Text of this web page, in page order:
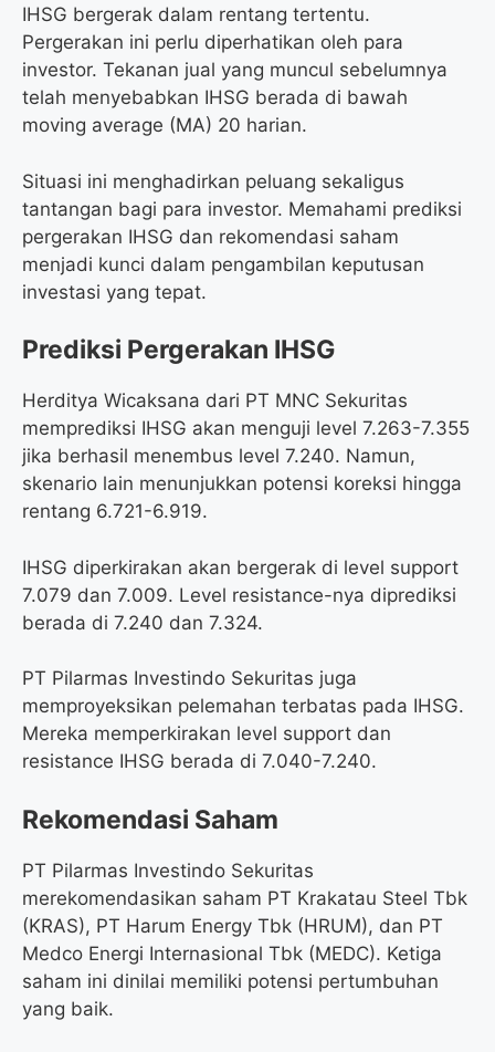
IHSG bergerak dalam rentang tertentu.
Pergerakan ini perlu diperhatikan oleh para
investor. Tekanan jual yang muncul sebelumnya
telah menyebabkan IHSG berada di bawah
moving average (MA) 20 harian.
Situasi ini menghadirkan peluang sekaligus
tantangan bagi para investor. Memahami prediksi
pergerakan IHSG dan rekomendasi saham
menjadi kunci dalam pengambilan keputusan
investasi yang tepat.
Prediksi Pergerakan IHSG
Herditya Wicaksana dari PT MNC Sekuritas
memprediksi IHSG akan menguji level 7.263-7.355
jika berhasil menembus level 7.240. Namun,
skenario lain menunjukkan potensi koreksi hingga
rentang 6.721-6.919.
IHSG diperkirakan akan bergerak di level support
7.079 dan 7.009. Level resistance-nya diprediksi
berada di 7.240 dan 7.324.
PT Pilarmas Investindo Sekuritas juga
memproyeksikan pelemahan terbatas pada IHSG.
Mereka memperkirakan level support dan
resistance IHSG berada di 7.040-7.240.
Rekomendasi Saham
PT Pilarmas Investindo Sekuritas
merekomendasikan saham PT Krakatau Steel Tbk
(KRAS), PT Harum Energy Tbk (HRUM), dan PT
Medco Energi Internasional Tbk (MEDC). Ketiga
saham ini dinilai memiliki potensi pertumbuhan
yang baik.